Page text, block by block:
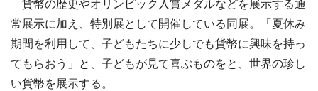
貨幣の歴史やオリンピック入賞メダルなどを展示する通
常展示に加え、特別展として開催している同展。「夏休み
期間を利用して、子どもたちに少しでも貨幣に興味を持っ
てもらおう」と、子どもが見て喜ぶものをと、世界の珍し
い貨幣を展示する。